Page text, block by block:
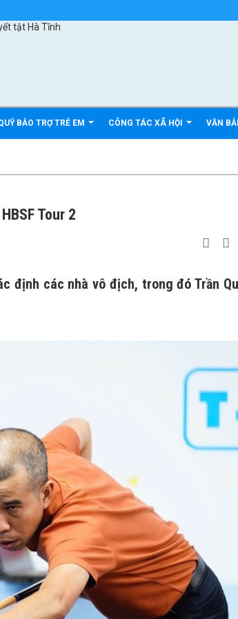
BẢO TRỢ TRẺ EM CÔNG TÁC XÃ HỘI VĂN
Tour 2
định các nhà vô địch, trong đó Trần